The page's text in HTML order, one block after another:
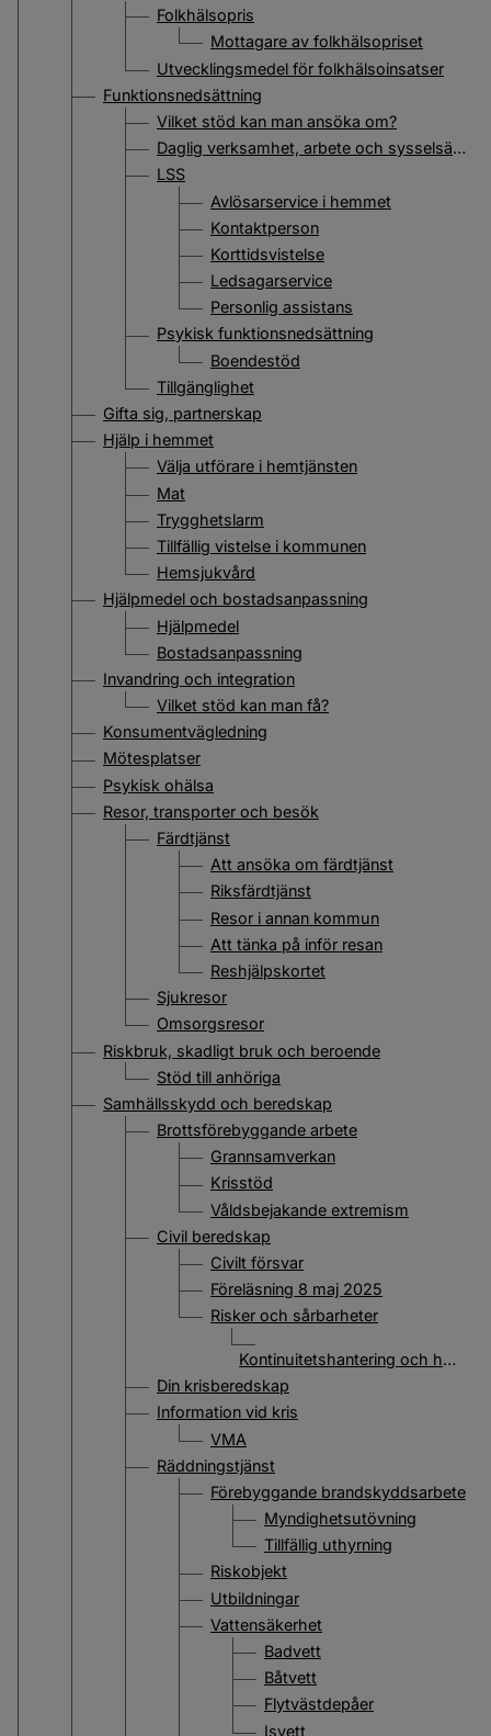
Folkhälsopris
Mottagare av folkhälsopriset
Utvecklingsmedel för folkhälsoinsatser
Funktionsnedsättning
Vilket stöd kan man ansöka om?
Daglig verksamhet, arbete och sysselsättning
LSS
Avlösarservice i hemmet
Kontaktperson
Korttidsvistelse
Ledsagarservice
Personlig assistans
Psykisk funktionsnedsättning
Boendestöd
Tillgänglighet
Gifta sig, partnerskap
Hjälp i hemmet
Välja utförare i hemtjänsten
Mat
Trygghetslarm
Tillfällig vistelse i kommunen
Hemsjukvård
Hjälpmedel och bostadsanpassning
Hjälpmedel
Bostadsanpassning
Invandring och integration
Vilket stöd kan man få?
Konsumentvägledning
Mötesplatser
Psykisk ohälsa
Resor, transporter och besök
Färdtjänst
Att ansöka om färdtjänst
Riksfärdtjänst
Resor i annan kommun
Att tänka på inför resan
Reshjälpskortet
Sjukresor
Omsorgsresor
Riskbruk, skadligt bruk och beroende
Stöd till anhöriga
Samhällsskydd och beredskap
Brottsförebyggande arbete
Grannsamverkan
Krisstöd
Våldsbejakande extremism
Civil beredskap
Civilt försvar
Föreläsning 8 maj 2025
Risker och sårbarheter
Kontinuitetshantering och handlingsplaner
Din krisberedskap
Information vid kris
VMA
Räddningstjänst
Förebyggande brandskyddsarbete
Myndighetsutövning
Tillfällig uthyrning
Riskobjekt
Utbildningar
Vattensäkerhet
Badvett
Båtvett
Flytvästdepåer
Isvett